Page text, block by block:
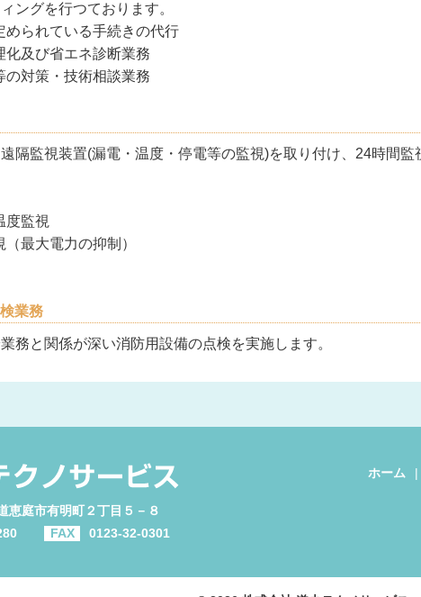
ングを行つております。
められている手続きの代行
化及び省エネ診断業務
の対策・技術相談業務
隔監視装置(漏電・温度・停電等の監視)を取り付け、24時間監
度監視
最大電力の抑制）
業務
務と関係が深い消防用設備の点検を実施します。
庭市有明町２丁目５－８
FAX 0123-32-0301
ホーム